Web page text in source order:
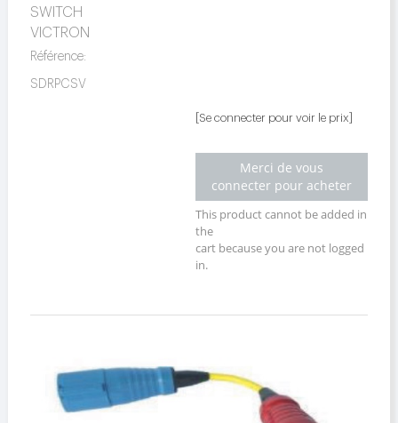
SWITCH
VICTRON
Référence:
SDRPCSV
[Se connecter pour voir le prix]
Merci de vous
connecter pour acheter
This product cannot be added in
the
cart because you are not logged
in.